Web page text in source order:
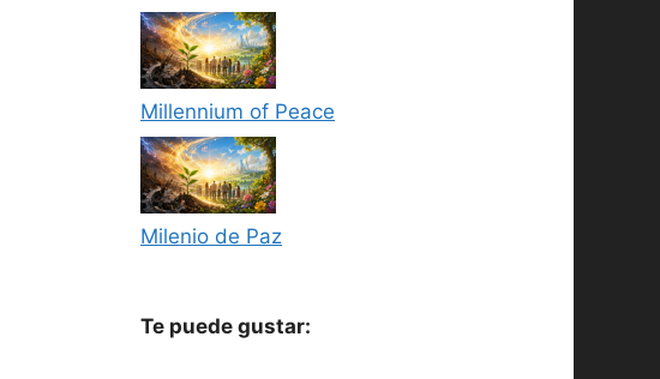
Millennium of Peace
Milenio de Paz
Te puede gustar: